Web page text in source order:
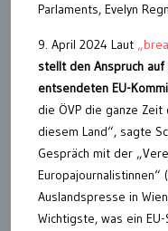
Parlaments, Evelyn
9. April 2024 Laut
stellt den Anspruch
entsendeten EU-
die ÖVP die ganze
diesem Land“, sagte
Gespräch mit der
Europajournalistinnen“
Auslandspresse in
Wichtigste, was ein